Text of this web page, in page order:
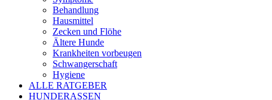
Behandlung
Hausmittel
Zecken und Flöhe
Ältere Hunde
Krankheiten vorbeugen
Schwangerschaft
Hygiene
ALLE RATGEBER
HUNDERASSEN